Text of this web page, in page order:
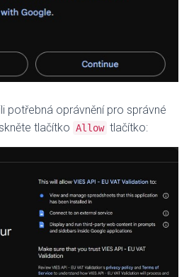
potřebná oprávnění pro správné
tlačítko Allow tlačítko: